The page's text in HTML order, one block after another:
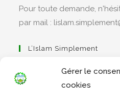
Gérer le
cookies
Pour toute demande,
par mail :
L’Islam Simplement